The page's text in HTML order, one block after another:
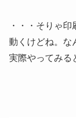
・・・そりゃ
動くけどね。な
実際やってみる